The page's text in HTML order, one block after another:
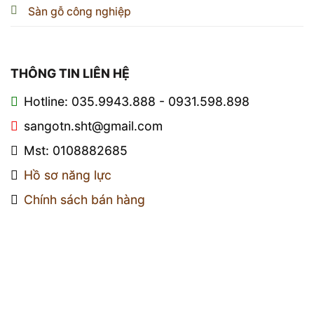
Sàn gỗ công nghiệp
THÔNG TIN LIÊN HỆ
Hotline: 035.9943.888 - 0931.598.898
sangotn.sht@gmail.com
Mst: 0108882685
Hồ sơ năng lực
Chính sách bán hàng